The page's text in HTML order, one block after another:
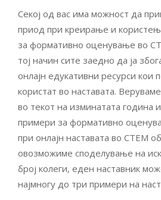
Секој од вас има можност да
приод при креирање и
за формативно оценување во
тој начин сите заедно да ја
онлајн едукативни ресурси кои
користат во наставата.
во текот на изминатата година
примери за формативно
при онлајн наставата во СТЕМ
овозможиме споделување на
број колеги, еден наставник
најмногу до три примери на